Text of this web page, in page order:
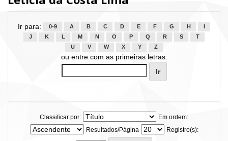
Ir para: 0-9 A B C D E F G H
J
K L M N O P Q R S
T
U
V W X Y Z
ou entre com as primeiras letras:
Classificar por:
Em ordem:
Resultados/Página
Registro(s):